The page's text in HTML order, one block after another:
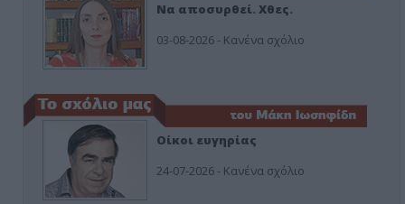
Να αποσυρθεί. Χθες.
03-08-2026 - Κανένα σχόλιο
Οίκοι ευγηρίας
24-07-2026 - Κανένα σχόλιο